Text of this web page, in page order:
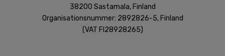
38200 Sastamala, Finland
Organisationsnummer: 2892826-5, Finland
(VAT FI28928265)